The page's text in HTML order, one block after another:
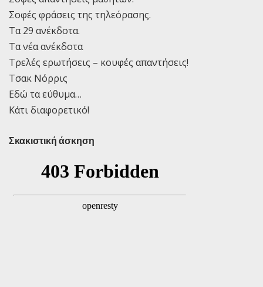
Σοφές φράσεις της τηλεόρασης.
Τα 29 ανέκδοτα.
Τα νέα ανέκδοτα
Τρελές ερωτήσεις – κουφές απαντήσεις!
Τσακ Νόρρις
Εδώ τα εύθυμα…
Κάτι διαφορετικό!
Σκακιστική άσκηση